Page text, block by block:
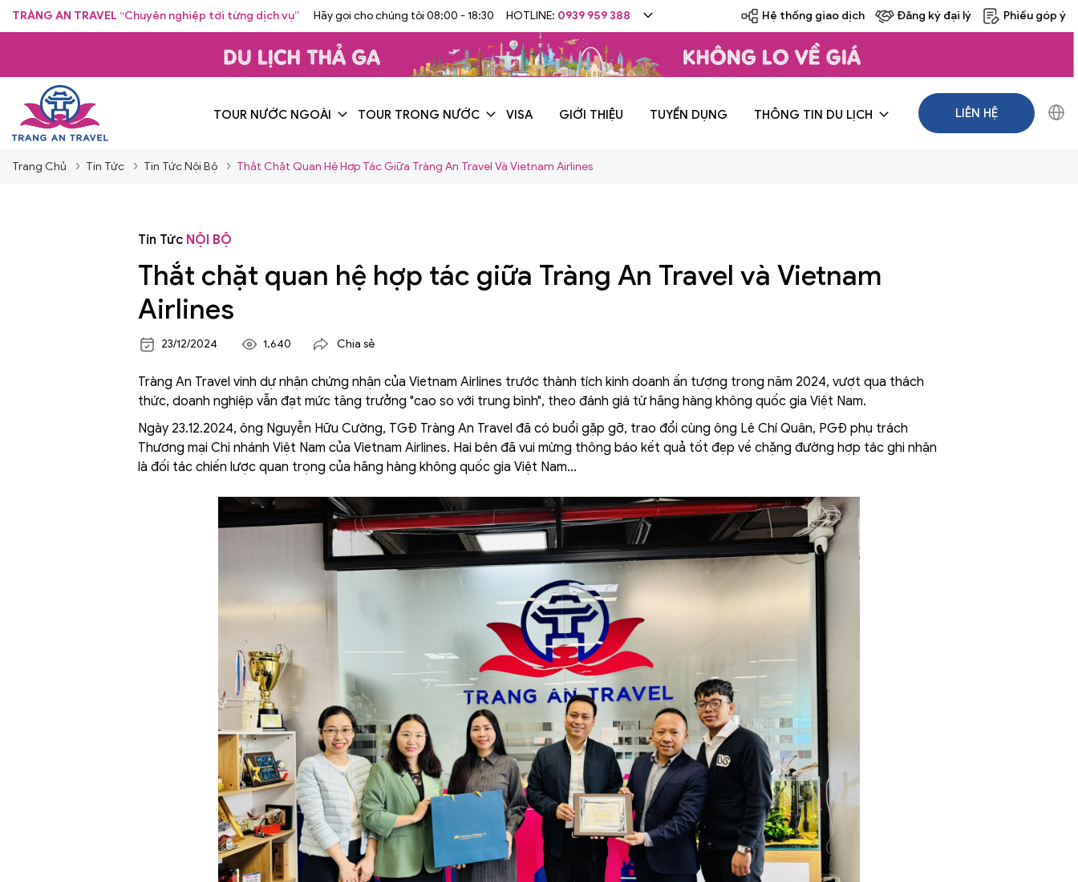
TRÀNG AN TRAVEL “Chuyên nghiệp tới từng dịch vụ” Hãy gọi cho chúng tôi 08:00 - 18:30 HOTLINE: 0939 959 388 Hệ thống giao dịch Đăng ký đại lý Phiếu góp ý
TOUR NƯỚC NGOÀI TOUR TRONG NƯỚC VISA GIỚI THIỆU TUYỂN DỤNG THÔNG TIN DU LỊCH LIÊN HỆ
Trang Chủ Tin Tức Tin Tức Nội Bộ Thắt Chặt Quan Hệ Hợp Tác Giữa Tràng An Travel Và Vietnam Airlines
Tin Tức NỘI BỘ
Thắt chặt quan hệ hợp tác giữa Tràng An Travel và Vietnam
Airlines
23/12/2024 1,640 Chia sẻ
Tràng An Travel vinh dự nhận chứng nhận của Vietnam Airlines trước thành tích kinh doanh ấn tượng trong năm 2024, vượt qua thách
thức, doanh nghiệp vẫn đạt mức tăng trưởng "cao so với trung bình", theo đánh giá từ hãng hàng không quốc gia Việt Nam.
Ngày 23.12.2024, ông Nguyễn Hữu Cường, TGĐ Tràng An Travel đã có buổi gặp gỡ, trao đổi cùng ông Lê Chí Quân, PGĐ phụ trách
Thương mại Chi nhánh Việt Nam của Vietnam Airlines. Hai bên đã vui mừng thông báo kết quả tốt đẹp về chặng đường hợp tác ghi nhận
là đối tác chiến lược quan trọng của hãng hàng không quốc gia Việt Nam...